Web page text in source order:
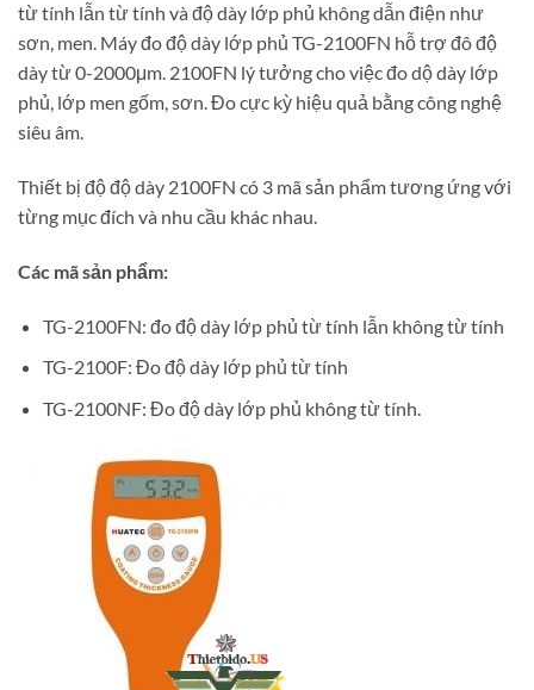
từ tính lẫn từ tính và độ dày lớp phủ không dẫn điện như
sơn, men. Máy đo độ dày lớp phủ TG-2100FN hỗ trợ đô độ
dày từ 0-2000μm. 2100FN lý tưởng cho việc đo dộ dày lớp
phủ, lớp men gốm, sơn. Đo cực kỳ hiệu quả bằng công nghệ
siêu âm.
Thiết bị độ độ dày 2100FN có 3 mã sản phẩm tương ứng với
từng mục đích và nhu cầu khác nhau.
Các mã sản phẩm:
TG-2100FN: đo độ dày lớp phủ từ tính lẫn không từ tính
TG-2100F: Đo độ dày lớp phủ từ tính
TG-2100NF: Đo độ dày lớp phủ không từ tính.